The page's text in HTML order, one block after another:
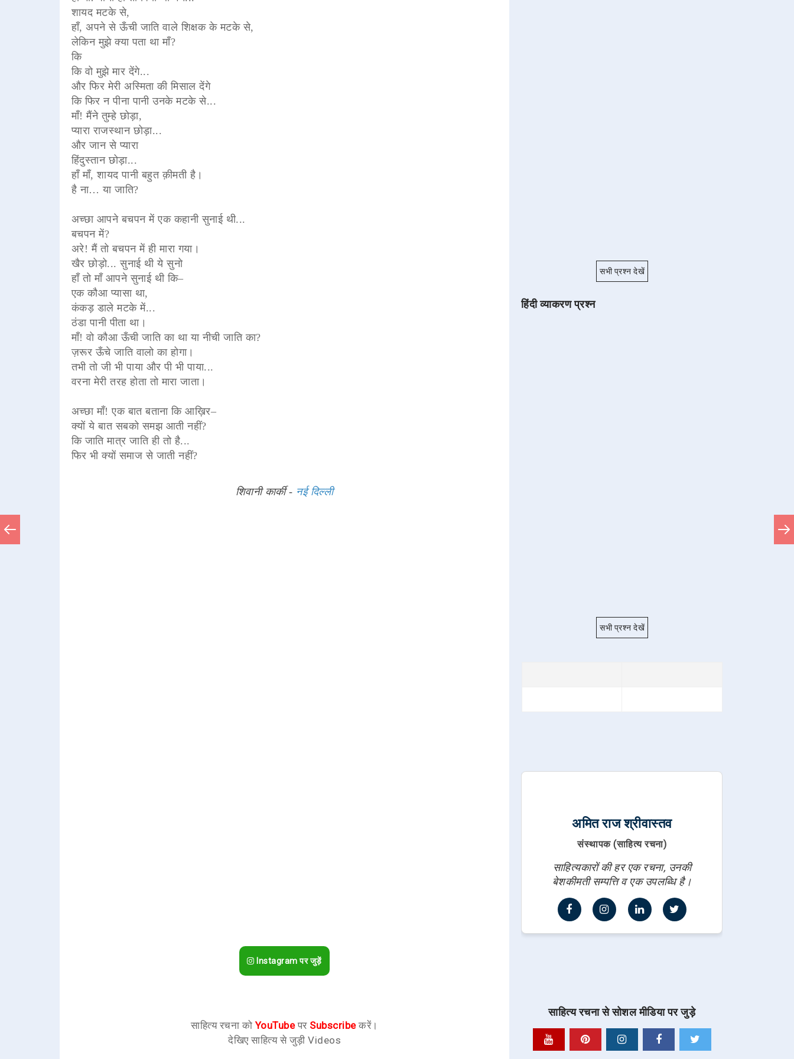
शायद मटके से,
हाँ, अपने से ऊँची जाति वाले शिक्षक के मटके से,
लेकिन मुझे क्या पता था माँ?
कि
कि वो मुझे मार देंगे...
और फिर मेरी अस्मिता की मिसाल देंगे
कि फिर न पीना पानी उनके मटके से...
माँ! मैंने तुम्हे छोड़ा,
प्यारा राजस्थान छोड़ा...
और जान से प्यारा
हिंदुस्तान छोड़ा...
हाँ माँ, शायद पानी बहुत क़ीमती है।
है ना… या जाति?
अच्छा आपने बचपन में एक कहानी सुनाई थी...
बचपन में?
अरे! मैं तो बचपन में ही मारा गया।
खैर छोड़ो... सुनाई थी ये सुनो
हाँ तो माँ आपने सुनाई थी कि–
एक कौआ प्यासा था,
कंकड़ डाले मटके में...
ठंडा पानी पीता था।
माँ! वो कौआ ऊँची जाति का था या नीची जाति का?
ज़रूर ऊँचे जाति वालो का होगा।
तभी तो जी भी पाया और पी भी पाया...
वरना मेरी तरह होता तो मारा जाता।
अच्छा माँ! एक बात बताना कि आख़िर–
क्यों ये बात सबको समझ आती नहीं?
कि जाति मात्र जाति ही तो है...
फिर भी क्यों समाज से जाती नहीं?
शिवानी कार्की - नई दिल्ली
Instagram पर जुड़ें
साहित्य रचना कोYouTubeपर Subscribeकरें।
देखिए साहित्य से जुड़ी Videos
सभी प्रश्न देखें
हिंदी व्याकरण प्रश्न
सभी प्रश्न देखें
अमित राज श्रीवास्तव
संस्थापक (साहित्य रचना)
साहित्यकारों की हर एक रचना, उनकी
बेशकीमती सम्पत्ति व एक उपलब्धि है।
साहित्य रचना से सोशल मीडिया पर जुड़े